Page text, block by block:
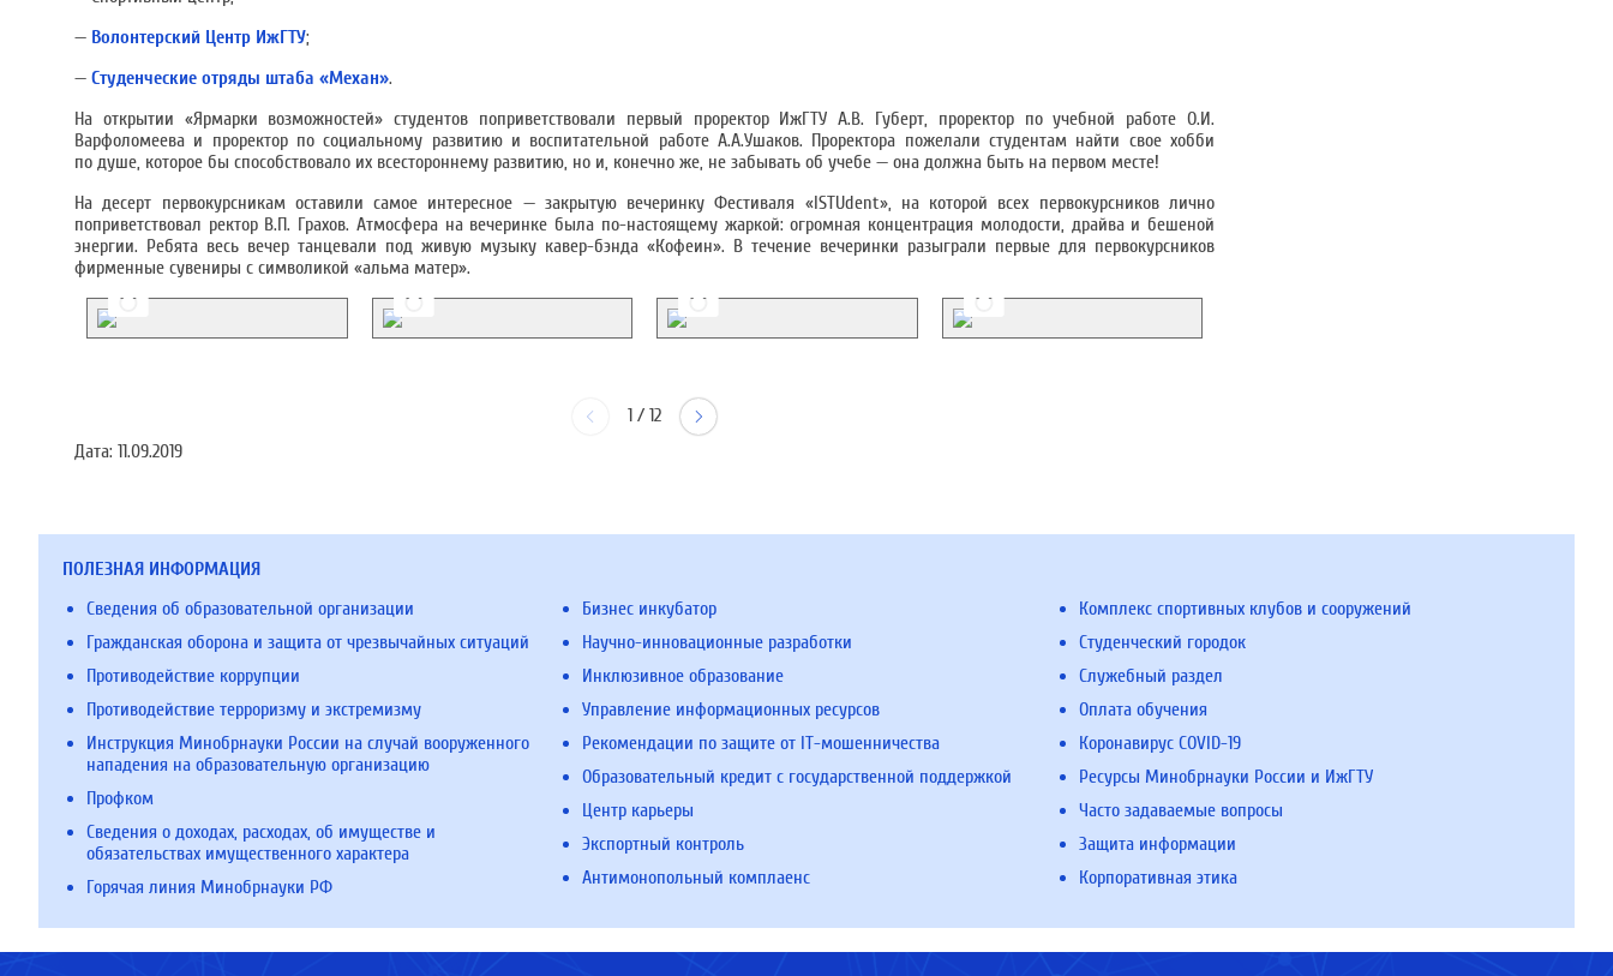
— Волонтерский Центр ИжГТУ;
— Студенческие отряды штаба «Механ».
На открытии «Ярмарки возможностей» студентов поприветствовали первый проректор ИжГТУ А.В. Губерт, проректор по учебной работе О.И.
Варфоломеева и проректор по социальному развитию и воспитательной работе А.А.Ушаков. Проректора пожелали студентам найти свое хобби
по душе, которое бы способствовало их всестороннему развитию, но и, конечно же, не забывать об учебе — она должна быть на первом месте!
На десерт первокурсникам оставили самое интересное — закрытую вечеринку Фестиваля «ISTUdent», на которой всех первокурсников лично
поприветствовал ректор В.П. Грахов. Атмосфера на вечеринке была по-настоящему жаркой: огромная концентрация молодости, драйва и бешеной
энергии. Ребята весь вечер танцевали под живую музыку кавер-бэнда «Кофеин». В течение вечеринки разыграли первые для первокурсников
фирменные сувениры с символикой «альма матер».
1 / 12
Дата: 11.09.2019
ПОЛЕЗНАЯ ИНФОРМАЦИЯ
Сведения об образовательной организации
Гражданская оборона и защита от чрезвычайных ситуаций
Противодействие коррупции
Противодействие терроризму и экстремизму
Инструкция Минобрнауки России на случай вооруженного
нападения на образовательную организацию
Профком
Сведения о доходах, расходах, об имуществе и
обязательствах имущественного характера
Горячая линия Минобрнауки РФ
Бизнес инкубатор
Научно-инновационные разработки
Инклюзивное образование
Управление информационных ресурсов
Рекомендации по защите от IT-мошенничества
Образовательный кредит с государственной поддержкой
Центр карьеры
Экспортный контроль
Антимонопольный комплаенс
Комплекс спортивных клубов и сооружений
Студенческий городок
Служебный раздел
Оплата обучения
Коронавирус COVID-19
Ресурсы Минобрнауки России и ИжГТУ
Часто задаваемые вопросы
Защита информации
Корпоративная этика